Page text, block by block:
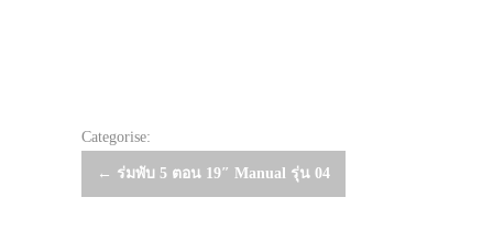
Categorise:
Post
← ร่มพับ 5 ตอน 19″ Manual รุ่น 04